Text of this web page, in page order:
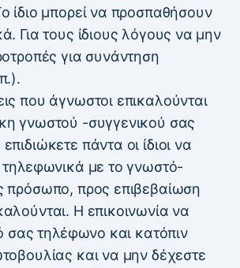
ίδιο μπορεί να προσπαθήσουν
Για τους ίδιους λόγους να μην
για συνάντηση
που άγνωστοι επικαλούνται
γνωστού -συγγενικού σας
πάντα οι ίδιοι να
τηλεφωνικά με το γνωστό-
πρόσωπο, προς επιβεβαίωση
Η επικοινωνία να
σας τηλέφωνο και κατόπιν
και να μην δέχεστε